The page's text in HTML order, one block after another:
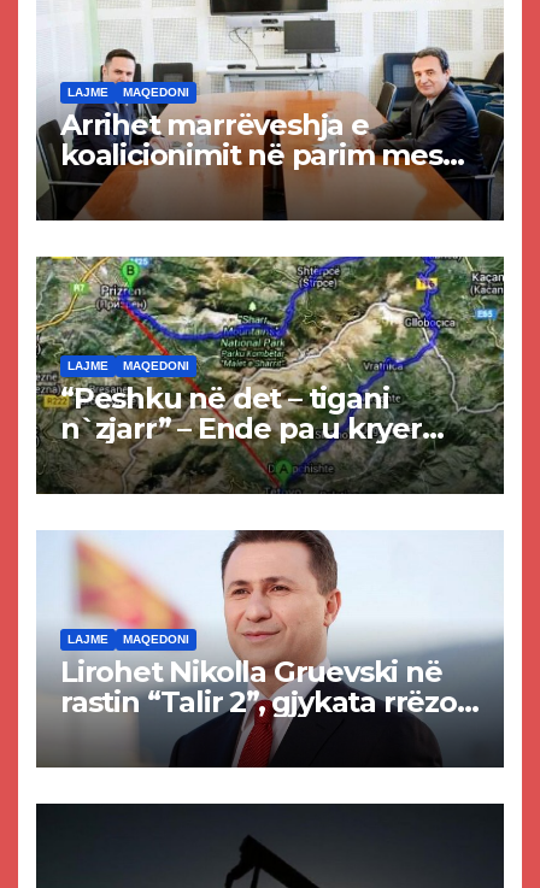
LAJME MAQEDONI
Arrihet marrëveshja e
koalicionimit në parim mes
Kurtit dhe Abdixhikut
LAJME MAQEDONI
“Peshku në det – tigani
n`zjarr” – Ende pa u kryer
projekti i tunelit, komuna e
Tetovës nis punimet për
LAJME MAQEDONI
Lirohet Nikolla Gruevski në
rastin “Talir 2”, gjykata rrëzon
akuzat për ndërtimin e
paligjshëm të selisë së